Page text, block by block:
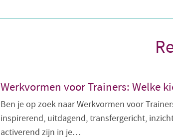
Werkvormen voor Trainers: Welke
Ben je op zoek naar Werkvormen voor
inspirerend, uitdagend, transfergericht,
activerend zijn in je…